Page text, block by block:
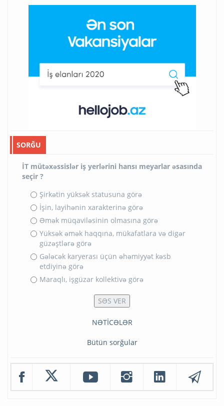
SORĞU
İT mütəxəssislər iş yerlərini hansı meyarlar əsasında
seçir ?
Şirkətin yüksək statusuna görə
İşin, layihənin xarakterinə görə
Əmək müqaviləsinin olmasına görə
Yüksək əmək haqqına, mükafatlara və digər
güzəştlərə görə
Gələcək karyerası üçün əhəmiyyət kəsb
etdiyinə görə
Maraqlı, işgüzar kollektivə görə
NƏTİCƏLƏR
Bütün sorğular